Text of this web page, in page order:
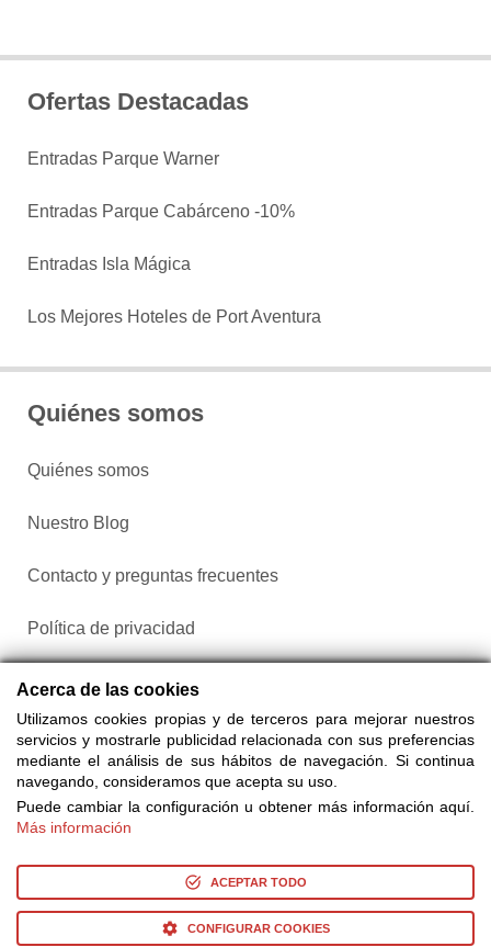
Ofertas Destacadas
Entradas Parque Warner
Entradas Parque Cabárceno -10%
Entradas Isla Mágica
Los Mejores Hoteles de Port Aventura
Quiénes somos
Quiénes somos
Nuestro Blog
Contacto y preguntas frecuentes
Política de privacidad
Configurar cookies
de 25 proveedores
© Copyright 2014-2026 Ociocultura Network SL. - All Rights
Acerca de las cookies
Utilizamos cookies propias y de terceros para mejorar nuestros
servicios y mostrarle publicidad relacionada con sus preferencias
mediante el análisis de sus hábitos de navegación. Si continua
navegando, consideramos que acepta su uso.
Puede cambiar la configuración u obtener más información aquí.
Más información
ACEPTAR TODO
CONFIGURAR COOKIES